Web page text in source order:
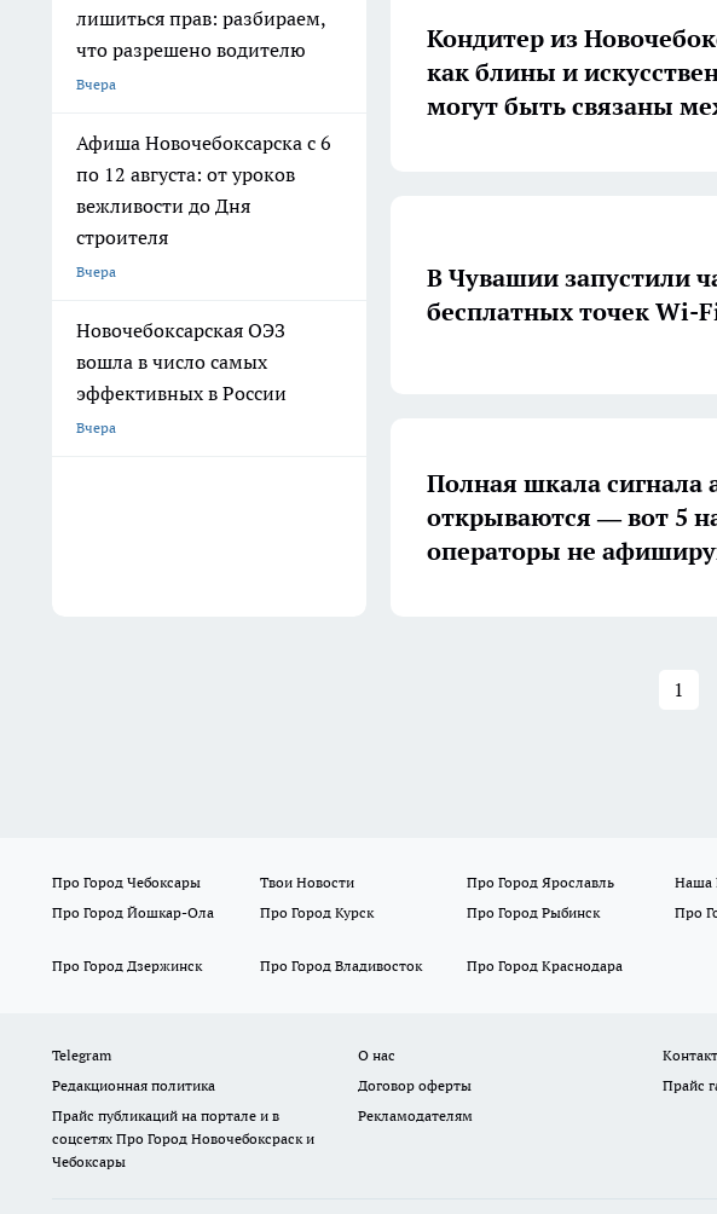
лишиться прав: разбираем,
что разрешено водителю
Вчера
Афиша Новочебоксарска с 6
по 12 августа: от уроков
вежливости до Дня
строителя
Вчера
Новочебоксарская ОЭЗ
вошла в число самых
эффективных в России
Вчера
Кондитер из
как блины и
могут быть связаны
В Чувашии запустили
бесплатных точек Wi-
Полная шкала сигнала
открываются — вот 5
операторы не
1
Про Город Чебоксары Твои Новости Про Город Ярославль Наша
Про Город Йошкар-Ола
Про Город Курск Про Город Рыбинск Про
Про Город Дзержинск
Про Город Владивосток Про Город Краснодара
Telegram О нас
Редакционная политика
Договор оферты
Прайс
Прайс публикаций на портале и в
соцсетях Про Город Новочебоксраск и
Чебоксары
Рекламодателям